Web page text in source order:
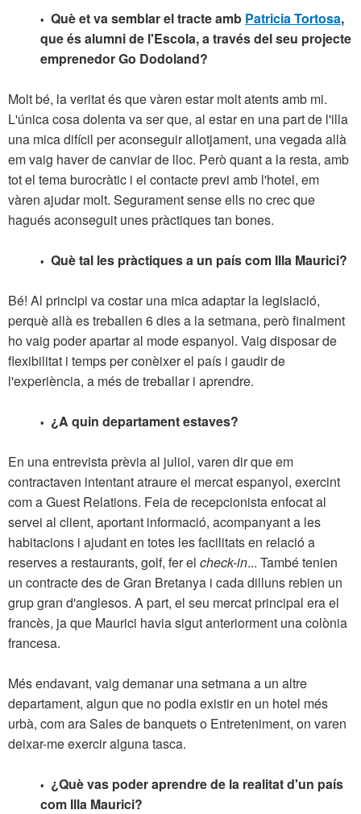
• Què et va semblar el tracte amb Patricia Tortosa,
que és alumni de l'Escola, a través del seu projecte
emprenedor Go Dodoland?
Molt bé, la veritat és que vàren estar molt atents amb mi.
L'única cosa dolenta va ser que, al estar en una part de l'illa
una mica difícil per aconseguir allotjament, una vegada allà
em vaig haver de canviar de lloc. Però quant a la resta, amb
tot el tema burocràtic i el contacte previ amb l'hotel, em
vàren ajudar molt. Segurament sense ells no crec que
hagués aconseguit unes pràctiques tan bones.
• Què tal les pràctiques a un país com Illa Maurici?
Bé! Al principi va costar una mica adaptar la legislació,
perquè allà es treballen 6 dies a la setmana, però finalment
ho vaig poder apartar al mode espanyol. Vaig disposar de
flexibilitat i temps per conèixer el país i gaudir de
l'experiència, a més de treballar i aprendre.
• ¿A quin departament estaves?
En una entrevista prèvia al juliol, varen dir que em
contractaven intentant atraure el mercat espanyol, exercint
com a Guest Relations. Feia de recepcionista enfocat al
servei al client, aportant informació, acompanyant a les
habitacions i ajudant en totes les facilitats en relació a
reserves a restaurants, golf, fer el check-in... També tenien
un contracte des de Gran Bretanya i cada dilluns rebien un
grup gran d'anglesos. A part, el seu mercat principal era el
francès, ja que Maurici havia sigut anteriorment una colònia
francesa.
Més endavant, vaig demanar una setmana a un altre
departament, algun que no podia existir en un hotel més
urbà, com ara Sales de banquets o Entreteniment, on varen
deixar-me exercir alguna tasca.
• ¿Què vas poder aprendre de la realitat d'un país
com Illa Maurici?